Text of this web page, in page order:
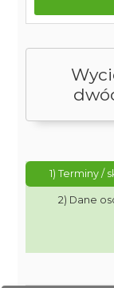
1) Terminy /
2) Dane